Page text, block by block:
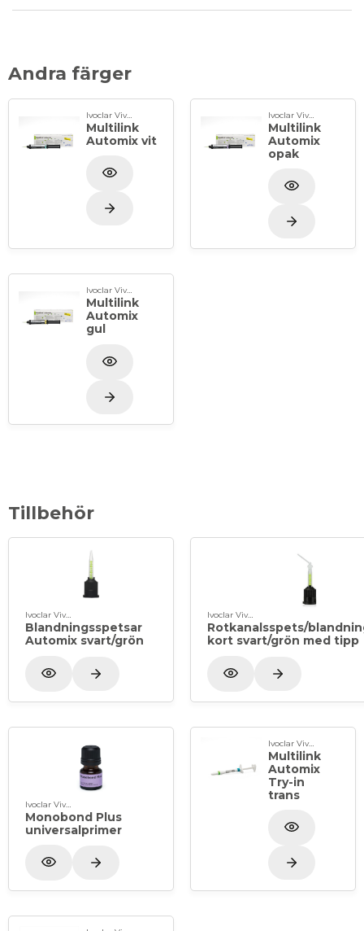
15 st blandningsspetsar
Andra färger
Ivoclar Vivadent
Multilink
Automix vit
Ivoclar Vivadent
Multilink
Automix
opak
Ivoclar Vivadent
Multilink
Automix
gul
Tillbehör
Ivoclar Vivadent
Blandningsspetsar
Automix svart/grön
Ivoclar Vivadent
Rotkanalsspets/
kort svart/grön med tipp
Ivoclar Vivadent
Monobond Plus
universalprimer
Ivoclar Vivadent
Multilink
Automix
Try-in
trans